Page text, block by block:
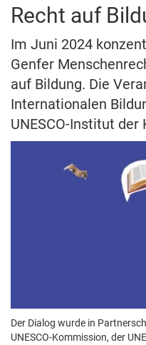
Recht auf
Im Juni 2024
Genfer
auf Bildung. Die
Internationalen
UNESCO-Institut
Der Dialog wurde in
UNESCO-Kommission, der